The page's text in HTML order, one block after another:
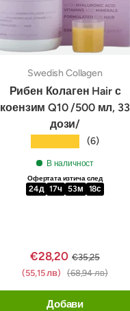
Swedish Collagen
Рибен Колаген Hair с
коензим Q10 /500 мл, 33
дози/
(6)
В наличност
Офертата изтича след
24д 17ч 53м 17с
€28,20 €35,25
(55,15 лв) (68,94 лв)
Добави